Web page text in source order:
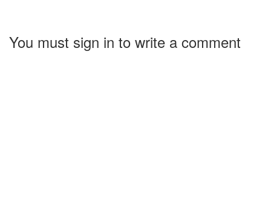
You must sign in to write a comment